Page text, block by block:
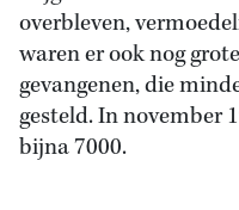
overbleven,
waren er ook nog
gevangenen, die
gesteld. In november
bijna 7000.